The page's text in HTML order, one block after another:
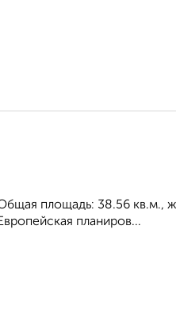
площадь: 38.56 кв.м.,
планиров...